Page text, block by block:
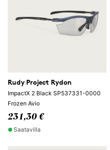
Rudy Project Rydon
ImpactX 2 Black SP537331-0000
Frozen Avio
231,30 €
Saatavilla